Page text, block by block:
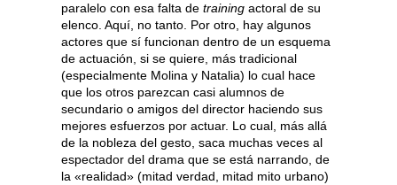
paralelo con esa falta de training actoral de su
elenco. Aquí, no tanto. Por otro, hay algunos
actores que sí funcionan dentro de un esquema
de actuación, si se quiere, más tradicional
(especialmente Molina y Natalia) lo cual hace
que los otros parezcan casi alumnos de
secundario o amigos del director haciendo sus
mejores esfuerzos por actuar. Lo cual, más allá
de la nobleza del gesto, saca muchas veces al
espectador del drama que se está narrando, de
la «realidad» (mitad verdad, mitad mito urbano)